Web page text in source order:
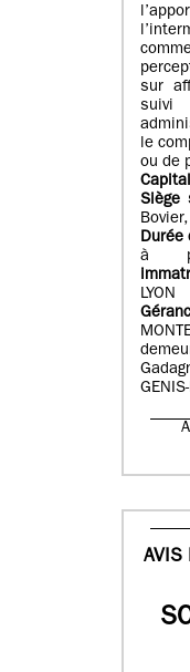
sur
le
ou de
Siège
Durée
à
LYON
GENIS-
AVIS